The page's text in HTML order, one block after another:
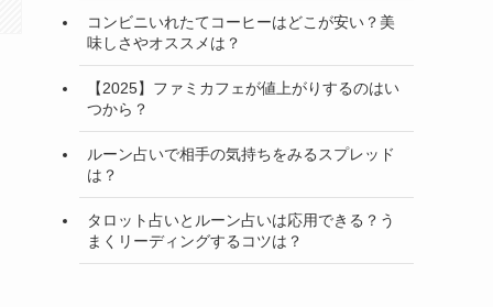
コンビニいれたてコーヒーはどこが安い？美
味しさやオススメは？
【2025】ファミカフェが値上がりするのはい
つから？
ルーン占いで相手の気持ちをみるスプレッド
は？
タロット占いとルーン占いは応用できる？う
まくリーディングするコツは？